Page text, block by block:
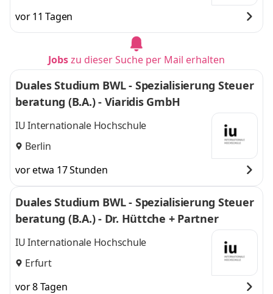
und
vor 11 Tagen
Jobszu dieser Suche per Mail erhalten
Duales Studium BWL - Spezialisierung Steuer
beratung (B.A.) - Viaridis GmbH
IU Internationale Hochschule
Berlin
vor etwa 17 Stunden
Duales Studium BWL - Spezialisierung Steuer
beratung (B.A.) - Dr. Hüttche + Partner
IU Internationale Hochschule
Erfurt
vor 8 Tagen